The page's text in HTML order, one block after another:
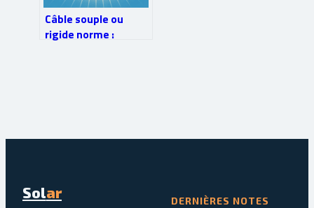
Câble souple ou
rigide norme :
Solar
DERNIÈRES NOTES